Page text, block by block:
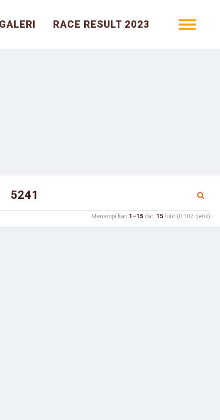
GALERI RACE RESULT 2023
Menampilkan 1–15 dari 15 foto (0.107 detik)